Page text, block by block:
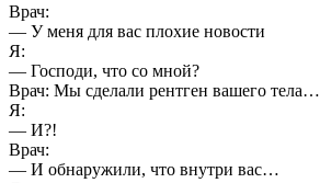
Врач:
— У меня для вас плохие новости
Я:
— Господи, что со мной?
Врач: Мы сделали рентген вашего тела…
Я:
— И?!
Врач:
— И обнаружили, что внутри вас…